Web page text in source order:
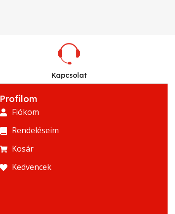
Kapcsolat
Profilom
Fiókom
Rendeléseim
Kosár
Kedvencek